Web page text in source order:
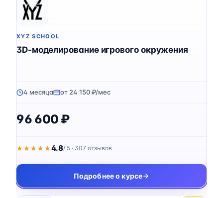
XYZ SCHOOL
3D-моделирование игрового окружения
4 месяца от 24 150 ₽/мес
96 600 ₽
★★★★★
★★★★★4.8/ 5 · 307 отзывов
Подробнее о курсе